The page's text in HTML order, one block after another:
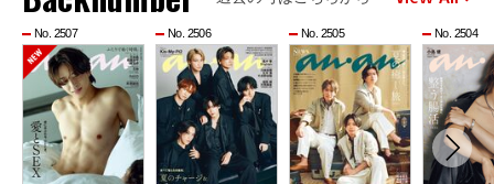
No. 2507 No. 2506 No. 2505 No. 2504